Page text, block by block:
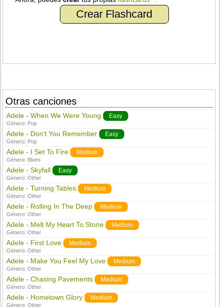
Crear Flashcard
Otras canciones
Adele - When We Were Young Easy
Género: Pop
Adele - Don't You Remember Easy
Género: Pop
Adele - I Set To Fire Medium
Género: Blues
Adele - Skyfall Easy
Género:Other
Adele - Turning Tables Medium
Género:Other
Adele - Rolling In The Deep Medium
Género:Other
Adele - Melt My Heart To Stone Medium
Género:Other
Adele - First Love Medium
Género:Other
Adele - Make You Feel My Love Medium
Género:Other
Adele - Chasing Pavements Medium
Género:Other
Adele - Hometown Glory Medium
Género:Other